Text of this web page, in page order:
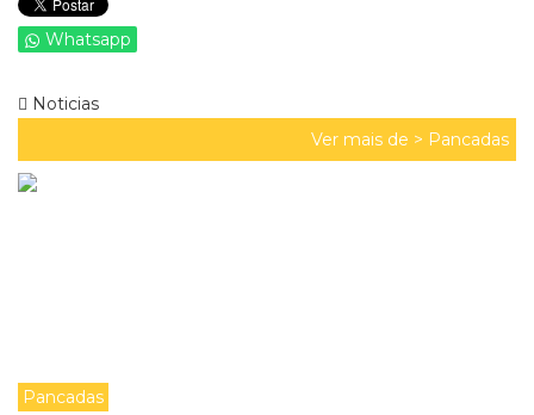
Whatsapp
Noticias
Ver mais de > Pancadas
Pancadas